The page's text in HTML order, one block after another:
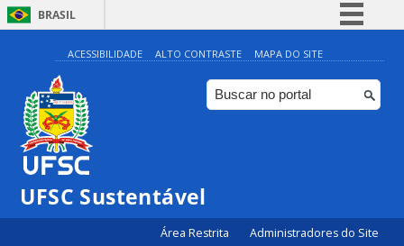
BRASIL
Simplifique!
Comunica BR
Participe
ACESSIBILIDADE ALTO CONTRASTE MAPA DO SITE
UFSC Sustentável
Área Restrita Administradores do Site